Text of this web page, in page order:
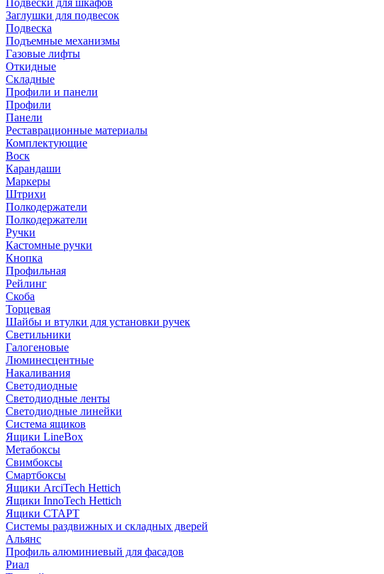
Подвески для шкафов
Заглушки для подвесок
Подвеска
Подъемные механизмы
Газовые лифты
Откидные
Складные
Профили и панели
Профили
Панели
Реставрационные материалы
Комплектующие
Воск
Карандаши
Маркеры
Штрихи
Полкодержатели
Полкодержатели
Ручки
Кастомные ручки
Кнопка
Профильная
Рейлинг
Скоба
Торцевая
Шайбы и втулки для установки ручек
Светильники
Галогеновые
Люминесцентные
Накаливания
Светодиодные
Светодиодные ленты
Светодиодные линейки
Система ящиков
Ящики LineBox
Метабоксы
Свимбоксы
Смартбоксы
Ящики ArciTech Hettich
Ящики InnoTech Hettich
Ящики СТАРТ
Системы раздвижных и складных дверей
Альянс
Профиль алюминиевый для фасадов
Риал